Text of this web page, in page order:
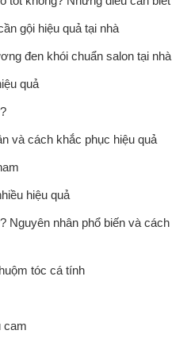
gội hiệu quả tại nhà
đen khói chuẩn salon tại nhà
quả
và cách khắc phục hiệu quả
hiệu quả
Nguyên nhân phổ biến và cách
tóc cá tính
cam